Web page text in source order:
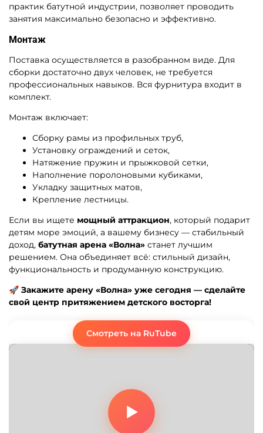
практик батутной индустрии, позволяет проводить
занятия максимально безопасно и эффективно.
Монтаж
Поставка осуществляется в разобранном виде. Для
сборки достаточно двух человек, не требуется
профессиональных навыков. Вся фурнитура входит в
комплект.
Монтаж включает:
Сборку рамы из профильных труб,
Установку ограждений и сеток,
Натяжение пружин и прыжковой сетки,
Наполнение поролоновыми кубиками,
Укладку защитных матов,
Крепление лестницы.
Если вы ищете мощный аттракцион, который подарит
детям море эмоций, а вашему бизнесу — стабильный
доход, батутная арена «Волна» станет лучшим
решением. Она объединяет всё: стильный дизайн,
функциональность и продуманную конструкцию.
🚀 Закажите арену «Волна» уже сегодня — сделайте
свой центр притяжением детского восторга!
Смотреть на RuTube